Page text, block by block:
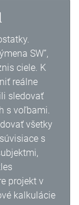
SW”,
ciele. K
reálne
sledovať
s voľbami.
všetky
s
projekt v
kalkulácie